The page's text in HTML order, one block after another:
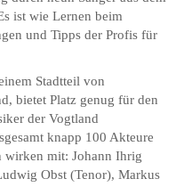
ist wie Lernen beim
und Tipps der Profis für
Stadtteil von
bietet Platz genug für den
der Vogtland
knapp 100 Akteure
wirken mit: Johann Ihrig
Obst (Tenor), Markus